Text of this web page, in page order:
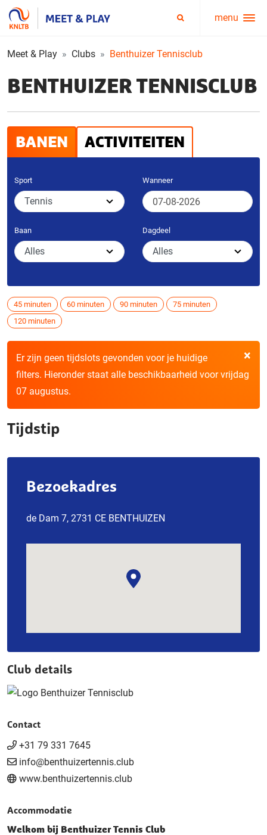
Service
menu
menu
Meet & Play Clubs Benthuizer Tennisclub
BENTHUIZER TENNISCLUB
BANEN ACTIVITEITEN
Sport Wanneer
Baan Dagdeel
45 minuten 60 minuten 90 minuten
75 minuten
120 minuten
×
Er zijn geen tijdslots gevonden voor je huidige
filters. Hieronder staat alle beschikbaarheid voor vrijdag
07 augustus.
Tijdstip
Bezoekadres
de Dam 7, 2731 CE BENTHUIZEN
Club details
Contact
+31 79 331 7645
info@benthuizertennis.club
www.benthuizertennis.club
Accommodatie
Welkom bij Benthuizer Tennis Club